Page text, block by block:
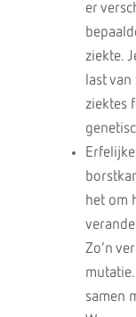
er
ziekte.
last
ziektes
het om
Zo’n
samen